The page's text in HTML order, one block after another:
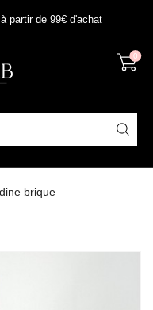
partir de 99€ d'achat
0
brique